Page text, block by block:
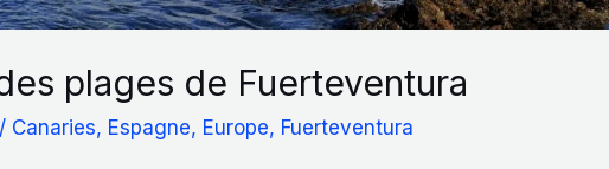
plages de Fuerteventura
/ Canaries, Espagne, Europe, Fuerteventura